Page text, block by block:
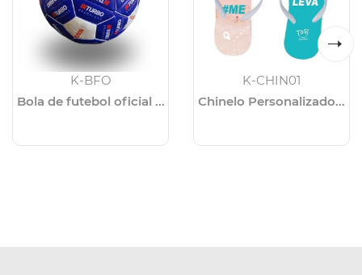
K-BFO
Bola de futebol oficial ...
K-CHIN01
Chinelo Personalizado...